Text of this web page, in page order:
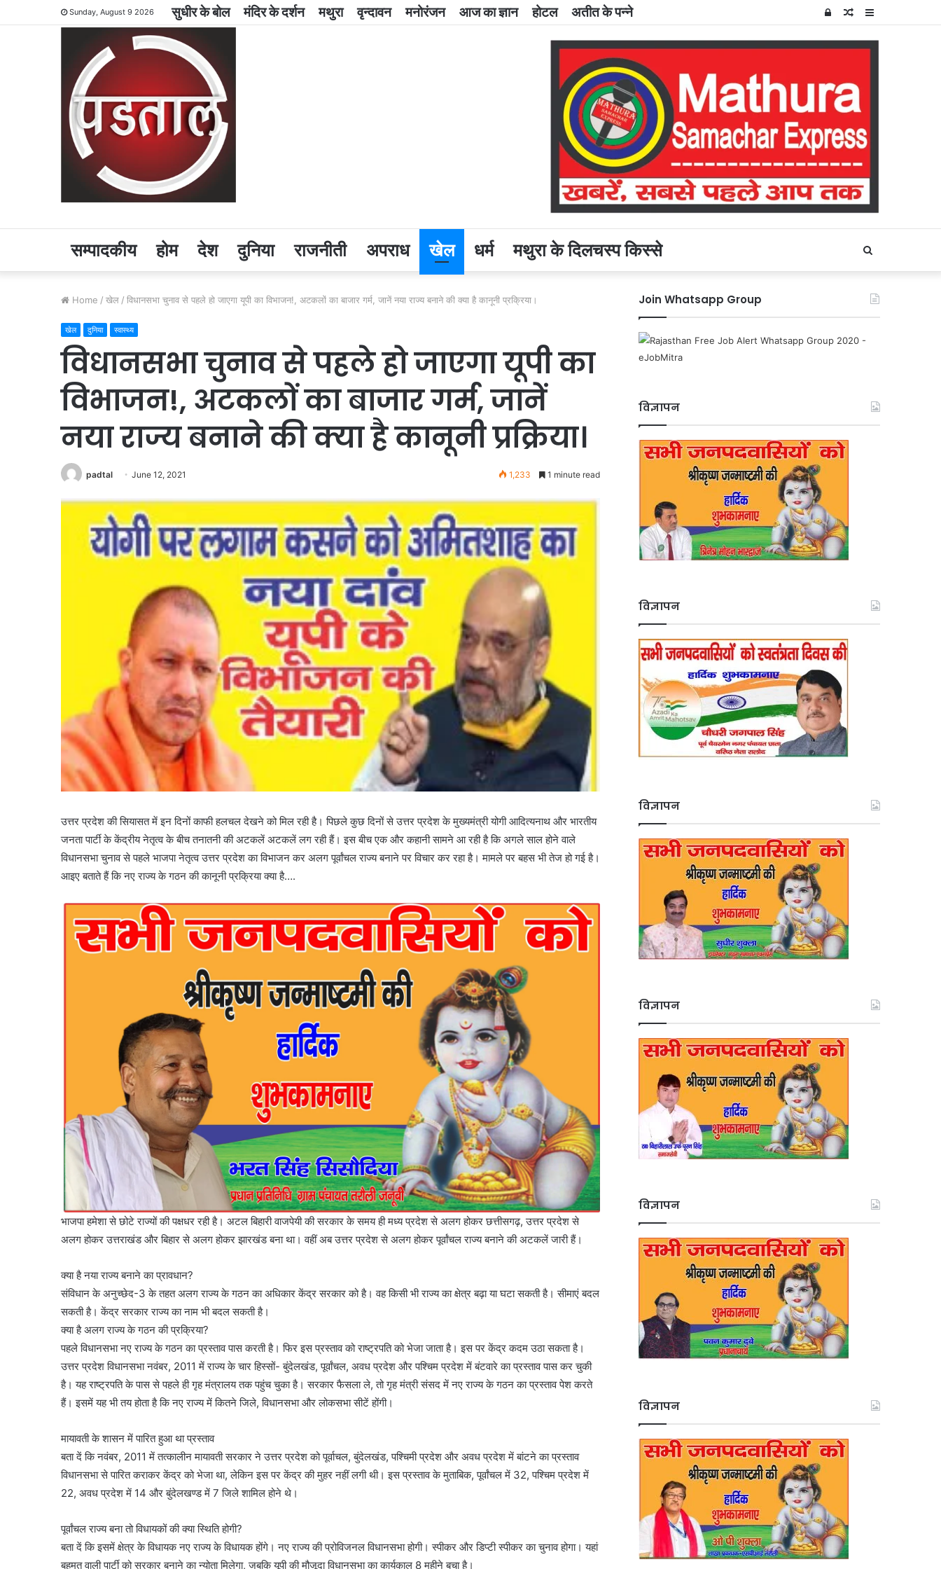
Sunday, August 9 2026 सुधीर के बोल मंदिर के दर्शन मथुरा वृन्दावन मनोरंजन आज का ज्ञान होटल अतीत के पन्ने Sidebar
Random
Log
सम्पादकीय होम देश दुनिया राजनीती अपराध खेल धर्म मथुरा के दिलचस्प किस्से
for
Home / खेल / विधानसभा चुनाव से पहले हो जाएगा यूपी का विभाजन!, अटकलों का बाजार गर्म, जानें नया राज्य बनाने की क्या है कानूनी प्रक्रिया।
खेल दुनिया स्वास्थ्य
विधानसभा चुनाव से पहले हो जाएगा यूपी का
विभाजन!, अटकलों का बाजार गर्म, जानें
नया राज्य बनाने की क्या है कानूनी प्रक्रिया।
padtal June 12, 2021 1,233 1 minute read
उत्तर प्रदेश की सियासत में इन दिनों काफी हलचल देखने को मिल रही है। पिछले कुछ दिनों से उत्तर प्रदेश के मुख्यमंत्री योगी आदित्यनाथ और भारतीय
जनता पार्टी के केंद्रीय नेतृत्व के बीच तनातनी की अटकलें अटकलें लग रही हैं। इस बीच एक और कहानी सामने आ रही है कि अगले साल होने वाले
विधानसभा चुनाव से पहले भाजपा नेतृत्व उत्तर प्रदेश का विभाजन कर अलग पूर्वांचल राज्य बनाने पर विचार कर रहा है। मामले पर बहस भी तेज हो गई है।
आइए बताते हैं कि नए राज्य के गठन की कानूनी प्रक्रिया क्या है….
भाजपा हमेशा से छोटे राज्यों की पक्षधर रही है। अटल बिहारी वाजपेयी की सरकार के समय ही मध्य प्रदेश से अलग होकर छत्तीसगढ़, उत्तर प्रदेश से
अलग होकर उत्तराखंड और बिहार से अलग होकर झारखंड बना था। वहीं अब उत्तर प्रदेश से अलग होकर पूर्वांचल राज्य बनाने की अटकलें जारी हैं।
क्या है नया राज्य बनाने का प्रावधान?
संविधान के अनुच्छेद-3 के तहत अलग राज्य के गठन का अधिकार केंद्र सरकार को है। वह किसी भी राज्य का क्षेत्र बढ़ा या घटा सकती है। सीमाएं बदल
सकती है। केंद्र सरकार राज्य का नाम भी बदल सकती है।
क्या है अलग राज्य के गठन की प्रक्रिया?
पहले विधानसभा नए राज्य के गठन का प्रस्ताव पास करती है। फिर इस प्रस्ताव को राष्ट्रपति को भेजा जाता है। इस पर केंद्र कदम उठा सकता है।
उत्तर प्रदेश विधानसभा नवंबर, 2011 में राज्य के चार हिस्सों- बुंदेलखंड, पूर्वांचल, अवध प्रदेश और पश्चिम प्रदेश में बंटवारे का प्रस्ताव पास कर चुकी
है। यह राष्ट्रपति के पास से पहले ही गृह मंत्रालय तक पहुंच चुका है। सरकार फैसला ले, तो गृह मंत्री संसद में नए राज्य के गठन का प्रस्ताव पेश करते
हैं। इसमें यह भी तय होता है कि नए राज्य में कितने जिले, विधानसभा और लोकसभा सीटें होंगी।
मायावती के शासन में पारित हुआ था प्रस्ताव
बता दें कि नवंबर, 2011 में तत्कालीन मायावती सरकार ने उत्तर प्रदेश को पूर्वाचल, बुंदेलखंड, पश्चिमी प्रदेश और अवध प्रदेश में बांटने का प्रस्ताव
विधानसभा से पारित कराकर केंद्र को भेजा था, लेकिन इस पर केंद्र की मुहर नहीं लगी थी। इस प्रस्ताव के मुताबिक, पूर्वांचल में 32, पश्चिम प्रदेश में
22, अवध प्रदेश में 14 और बुंदेलखण्ड में 7 जिले शामिल होने थे।
पूर्वांचल राज्य बना तो विधायकों की क्या स्थिति होगी?
बता दें कि इसमें क्षेत्र के विधायक नए राज्य के विधायक होंगे। नए राज्य की प्रोविजनल विधानसभा होगी। स्पीकर और डिप्टी स्पीकर का चुनाव होगा। यहां
बहुमत वाली पार्टी को सरकार बनाने का न्योता मिलेगा, जबकि यूपी की मौजूदा विधानसभा का कार्यकाल 8 महीने बचा है।
Join Whatsapp Group
विज्ञापन
विज्ञापन
विज्ञापन
विज्ञापन
विज्ञापन
विज्ञापन